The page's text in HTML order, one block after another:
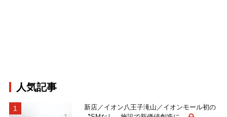
人気記事
新店／イオン八王子滝山／イオンモール初の